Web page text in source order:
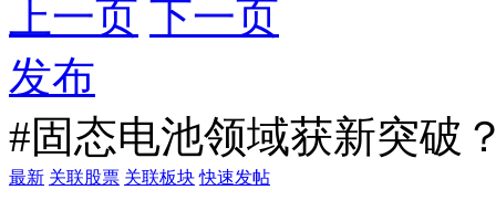
上一页 下一页
发布
#固态电池领域获新突破
最新 关联股票 关联板块 快速发帖